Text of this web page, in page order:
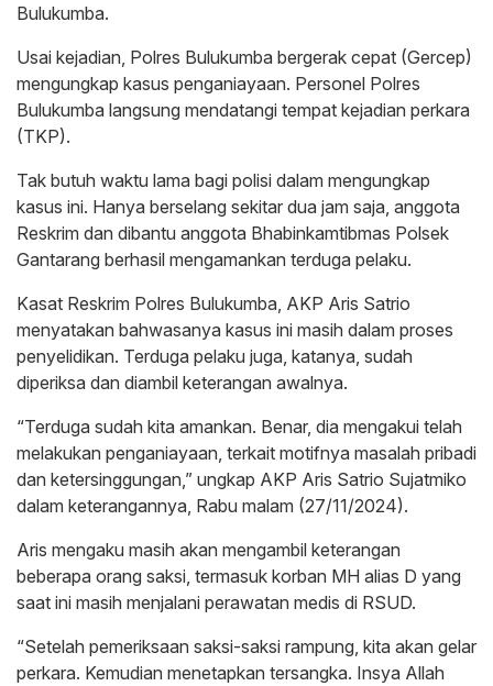
Bulukumba.
Usai kejadian, Polres Bulukumba bergerak cepat (Gercep)
mengungkap kasus penganiayaan. Personel Polres
Bulukumba langsung mendatangi tempat kejadian perkara
(TKP).
Tak butuh waktu lama bagi polisi dalam mengungkap
kasus ini. Hanya berselang sekitar dua jam saja, anggota
Reskrim dan dibantu anggota Bhabinkamtibmas Polsek
Gantarang berhasil mengamankan terduga pelaku.
Kasat Reskrim Polres Bulukumba, AKP Aris Satrio
menyatakan bahwasanya kasus ini masih dalam proses
penyelidikan. Terduga pelaku juga, katanya, sudah
diperiksa dan diambil keterangan awalnya.
“Terduga sudah kita amankan. Benar, dia mengakui telah
melakukan penganiayaan, terkait motifnya masalah pribadi
dan ketersinggungan,” ungkap AKP Aris Satrio Sujatmiko
dalam keterangannya, Rabu malam (27/11/2024).
Aris mengaku masih akan mengambil keterangan
beberapa orang saksi, termasuk korban MH alias D yang
saat ini masih menjalani perawatan medis di RSUD.
“Setelah pemeriksaan saksi-saksi rampung, kita akan gelar
perkara. Kemudian menetapkan tersangka. Insya Allah